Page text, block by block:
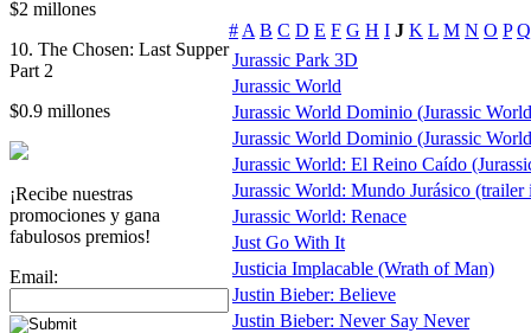
$2 millones
10. The Chosen: Last Supper
Part 2
$0.9 millones
¡Recibe nuestras
promociones y gana
fabulosos premios!
Email:
#A B C D E F G H I J K L M N O P Q
Jurassic Park 3D
Jurassic World
Jurassic World Dominio (Jurassic
Jurassic World Dominio (Jurassic
Jurassic World: El Reino Caído
Jurassic World: Mundo Jurásico (trailer
Jurassic World: Renace
Just Go With It
Justicia Implacable (Wrath of Man)
Justin Bieber: Believe
Justin Bieber: Never Say Never